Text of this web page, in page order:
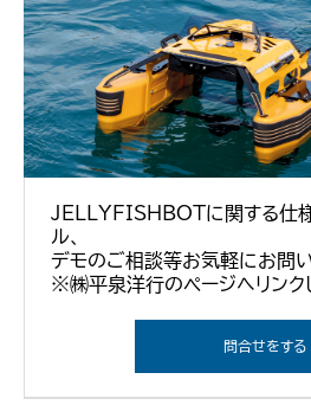
JELLYFISHBOTに関する仕様
ル、
デモのご相談等お気軽にお問
※㈱平泉洋行のページへリンク
問合せをする